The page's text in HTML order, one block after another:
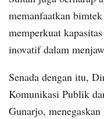
memanfaatkan
memperkuat
inovatif dalam
Senada dengan itu,
Komunikasi Publik
Gunarjo,